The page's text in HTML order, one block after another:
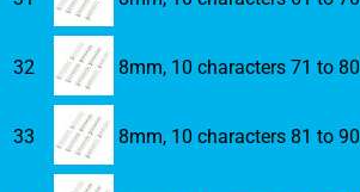
32 8mm, 10 characters 71 to 80
33 8mm, 10 characters 81 to 90